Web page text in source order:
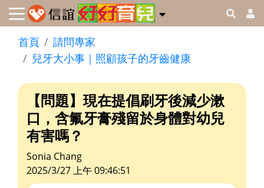
首頁
請問專家
兒牙大小事｜照顧孩子的牙齒健康
【問題】現在提倡刷牙後減少漱
口，含氟牙膏殘留於身體對幼兒
有害嗎？
Sonia Chang
2025/3/27 上午 09:46:51